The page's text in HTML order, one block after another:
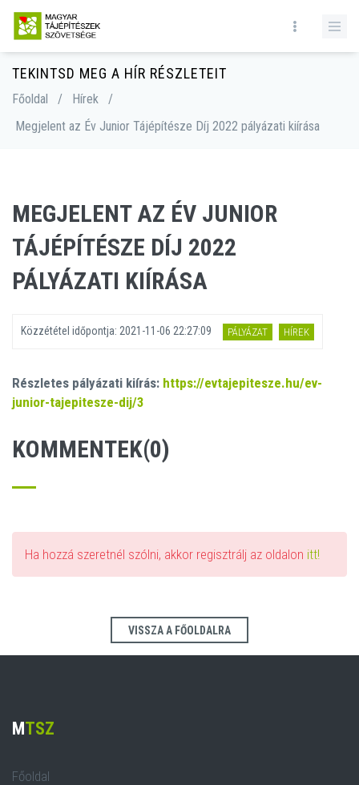
TEKINTSD MEG A HÍR RÉSZLETEIT
Főoldal / Hírek
/
Megjelent az Év Junior Tájépítésze Díj 2022 pályázati kiírása
MEGJELENT AZ ÉV JUNIOR
TÁJÉPÍTÉSZE DÍJ 2022
PÁLYÁZATI KIÍRÁSA
Közzététel időpontja: 2021-11-06 22:27:09 PÁLYÁZAT HÍREK
Részletes pályázati kiírás: https://evtajepitesze.hu/ev-
junior-tajepitesze-dij/3
KOMMENTEK(0)
Ha hozzá szeretnél szólni, akkor regisztrálj az oldalon itt!
VISSZA A FŐOLDALRA
MTSZ
Főoldal